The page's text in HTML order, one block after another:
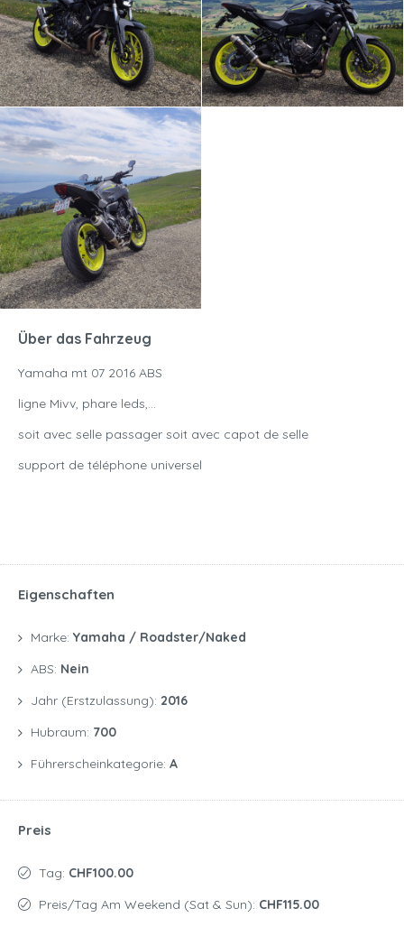
Über das Fahrzeug
Yamaha mt 07 2016 ABS
ligne Mivv, phare leds,…
soit avec selle passager soit avec capot de selle
support de téléphone universel
Eigenschaften
Marke: Yamaha / Roadster/naked
ABS: Nein
Jahr (Erstzulassung): 2016
Hubraum: 700
Führerscheinkategorie: A
Preis
Tag: CHF100.00
Preis/Tag Am Weekend (Sat & Sun): CHF115.00